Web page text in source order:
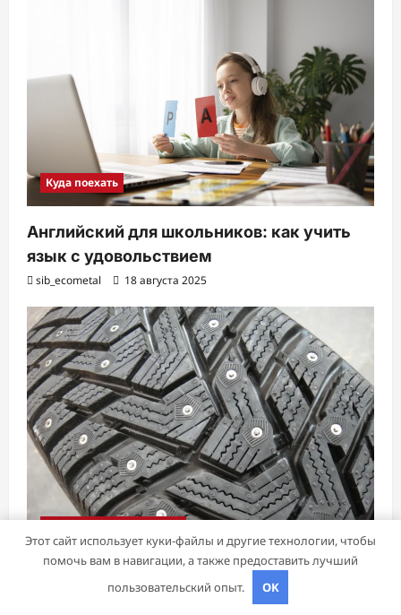
Куда поехать
Английский для школьников: как учить
язык с удовольствием
sib_ecometal 18 августа 2025
Шины Hankook Зима Шипованные: Ваш
Этот сайт использует куки-файлы и другие технологии, чтобы
помочь вам в навигации, а также предоставить лучший
пользовательский опыт.
OK